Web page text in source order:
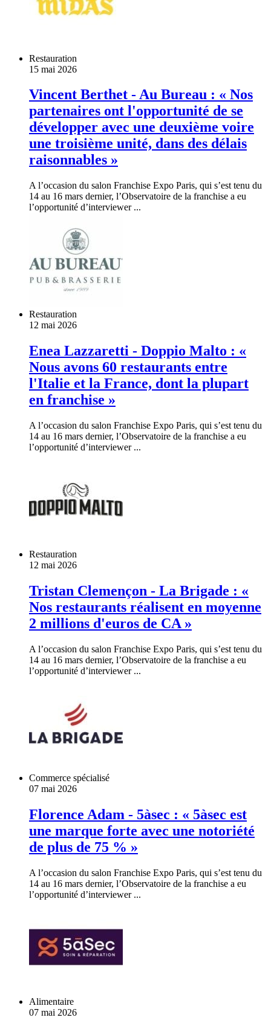
Restauration
15 mai 2026
Vincent Berthet - Au Bureau : « Nos
partenaires ont l'opportunité de se
développer avec une deuxième voire
une troisième unité, dans des délais
raisonnables »
A l’occasion du salon Franchise Expo Paris, qui s’est tenu du
14 au 16 mars dernier, l’Observatoire de la franchise a eu
l’opportunité d’interviewer ...
Restauration
12 mai 2026
Enea Lazzaretti - Doppio Malto : «
Nous avons 60 restaurants entre
l'Italie et la France, dont la plupart
en franchise »
A l’occasion du salon Franchise Expo Paris, qui s’est tenu du
14 au 16 mars dernier, l’Observatoire de la franchise a eu
l’opportunité d’interviewer ...
Restauration
12 mai 2026
Tristan Clemençon - La Brigade : «
Nos restaurants réalisent en moyenne
2 millions d'euros de CA »
A l’occasion du salon Franchise Expo Paris, qui s’est tenu du
14 au 16 mars dernier, l’Observatoire de la franchise a eu
l’opportunité d’interviewer ...
Commerce spécialisé
07 mai 2026
Florence Adam - 5àsec : « 5àsec est
une marque forte avec une notoriété
de plus de 75 % »
A l’occasion du salon Franchise Expo Paris, qui s’est tenu du
14 au 16 mars dernier, l’Observatoire de la franchise a eu
l’opportunité d’interviewer ...
Alimentaire
07 mai 2026